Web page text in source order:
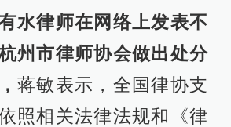
水律师在网络上发表不
州市律师协会做出处分
蒋敏表示，全国律协支
照相关法律法规和《律